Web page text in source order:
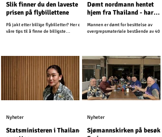
Slik finner du den laveste
prisen på flybillettene
På jakt etter billige flybilletter? Her er
våre tips til å finne de billigste
Dømt nordmann hentet
hjem fra Thailand - har
vært på rømmen i flere år
Mannen er dømt for besittelse av
overgrepsmateriale bestående av 4000
Statsministeren i Thailand
Nyheter
Sjømannskirken på besøk i
Nyheter